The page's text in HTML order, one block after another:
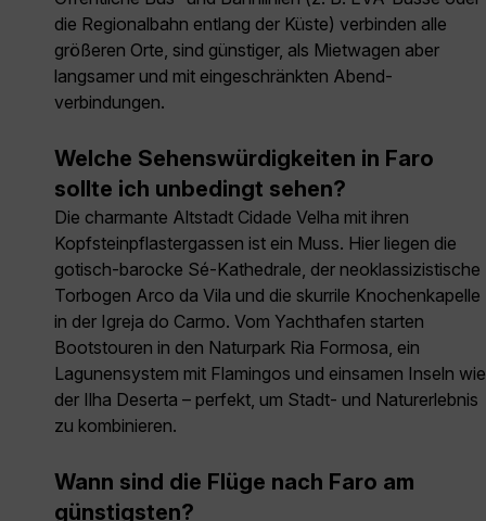
die Regionalbahn entlang der Küste) verbinden alle
größeren Orte, sind günstiger, als Mietwagen aber
langsamer und mit eingeschränkten Abend­
verbindungen.
Welche Sehenswürdigkeiten in Faro
sollte ich unbedingt sehen?
Die charmante Altstadt Cidade Velha mit ihren
Kopfsteinpflaster­gassen ist ein Muss. Hier liegen die
gotisch-barocke Sé-Kathedrale, der neoklassizistische
Torbogen Arco da Vila und die skurrile Knochenkapelle
in der Igreja do Carmo. Vom Yachthafen starten
Bootstouren in den Naturpark Ria Formosa, ein
Lagunen­system mit Flamingos und einsamen Inseln wie
der Ilha Deserta – perfekt, um Stadt- und Naturerlebnis
zu kombinieren.
Wann sind die Flüge nach Faro am
günstigsten?